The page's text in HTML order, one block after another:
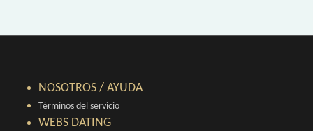
NOSOTROS / AYUDA
Términos del servicio
WEBS DATING